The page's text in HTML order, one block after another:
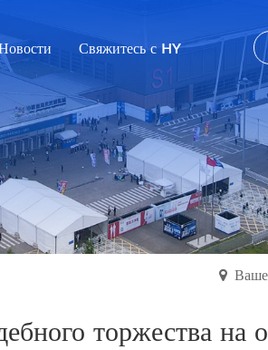
Свяжитесь с HY
торжества на